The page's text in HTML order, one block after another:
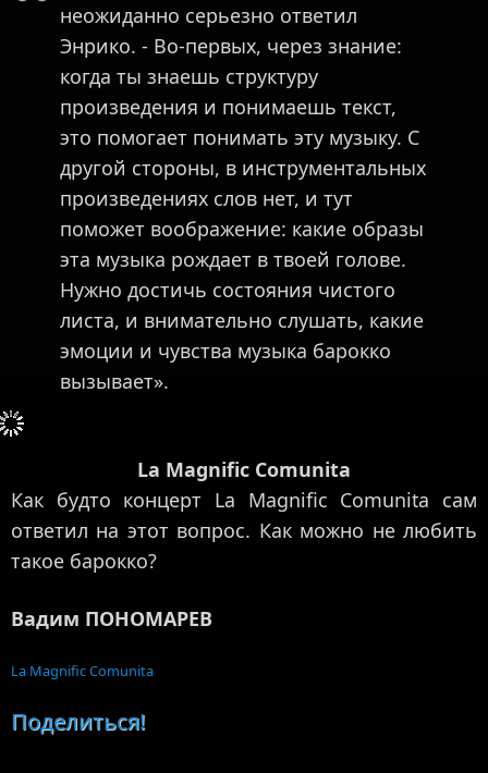
неожиданно серьезно ответил
Энрико. - Во-первых, через знание:
когда ты знаешь структуру
произведения и понимаешь текст,
это помогает понимать эту музыку. С
другой стороны, в инструментальных
произведениях слов нет, и тут
поможет воображение: какие образы
эта музыка рождает в твоей голове.
Нужно достичь состояния чистого
листа, и внимательно слушать, какие
эмоции и чувства музыка барокко
вызывает».
La Magnific Comunita
Как будто концерт La Magnific Comunita сам
ответил на этот вопрос. Как можно не любить
такое барокко?
Вадим ПОНОМАРЕВ
La Magnific Comunita
Поделиться!